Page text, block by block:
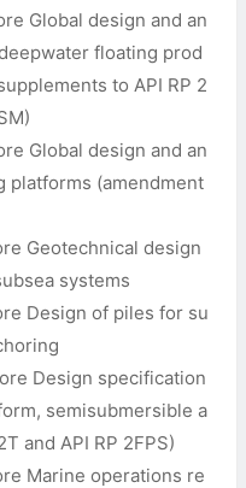
Global design and an
floating prod
to API RP 2
Global design and an
platforms (amendment
Geotechnical design
systems
Design of piles for su
Design specification
semisubmersible a
and API RP 2FPS)
Marine operations re